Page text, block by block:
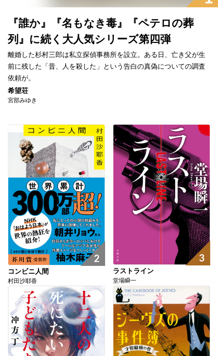
『誰か』『名もなき毒』『ペテロの葬
列』に続く大人気シリーズ第四弾
離婚した杉村三郎は私立探偵事務所を設立。ある日、亡き父が生
前に残した「昔、人を殺した」という告白の真偽についての調査
依頼が。
希望荘
宮部みゆき
2
コンビニ人間
村田沙耶香
3
ラストライン
堂場瞬一